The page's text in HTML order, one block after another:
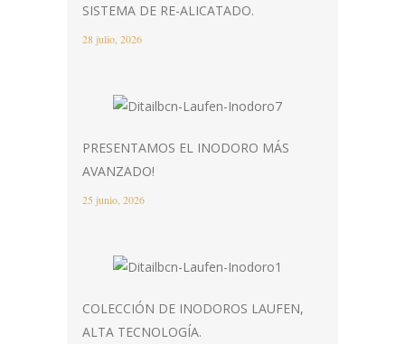
SISTEMA DE RE-ALICATADO.
28 julio, 2026
PRESENTAMOS EL INODORO MÁS
AVANZADO!
25 junio, 2026
COLECCIÓN DE INODOROS LAUFEN,
ALTA TECNOLOGÍA.